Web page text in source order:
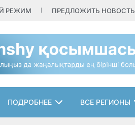
РЕЖИМ ПРЕДЛОЖИТЬ НОВОСТЬ
ПОДРОБНЕЕ ВСЕ РЕГИОНЫ